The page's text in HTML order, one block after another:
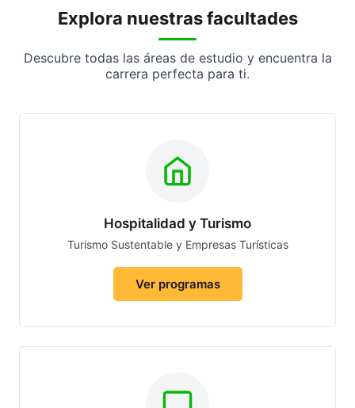
Explora nuestras facultades
Descubre todas las áreas de estudio y encuentra la
carrera perfecta para ti.
Hospitalidad y Turismo
Turismo Sustentable y Empresas Turísticas
Ver programas